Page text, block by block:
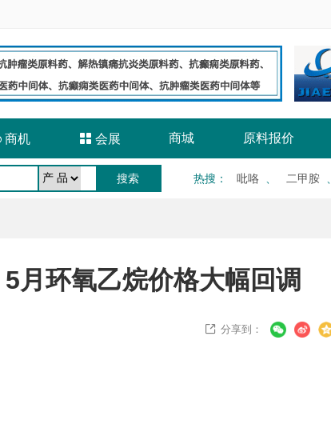
商机  会展 商城 原料报价
热搜 ： 吡咯 二甲胺
月环氧乙烷价格大幅回调
 分享到：